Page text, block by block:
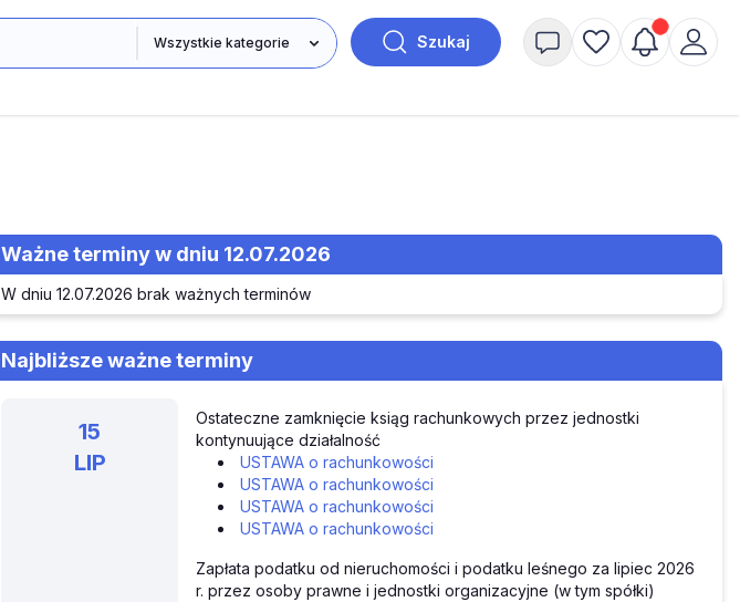
Szukaj
Ważne terminy w dniu 12.07.2026
W dniu 12.07.2026 brak ważnych terminów
Najbliższe ważne terminy
15
LIP
Ostateczne zamknięcie ksiąg rachunkowych przez jednostki
kontynuujące działalność
USTAWA o rachunkowości
USTAWA o rachunkowości
USTAWA o rachunkowości
USTAWA o rachunkowości
Zapłata podatku od nieruchomości i podatku leśnego za lipiec 2026
r. przez osoby prawne i jednostki organizacyjne (w tym spółki)